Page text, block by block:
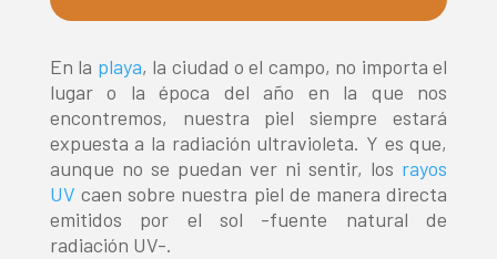
En la playa, la ciudad o el campo, no importa el
lugar o la época del año en la que nos
encontremos, nuestra piel siempre estará
expuesta a la radiación ultravioleta. Y es que,
aunque no se puedan ver ni sentir, los rayos
UV caen sobre nuestra piel de manera directa
emitidos por el sol -fuente natural de
radiación UV-.